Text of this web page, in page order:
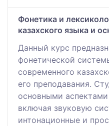
Фонетика и
казахского языка и
Данный курс
фонетической
современного
его преподавания.
основными
включая звуковую
интонационные и